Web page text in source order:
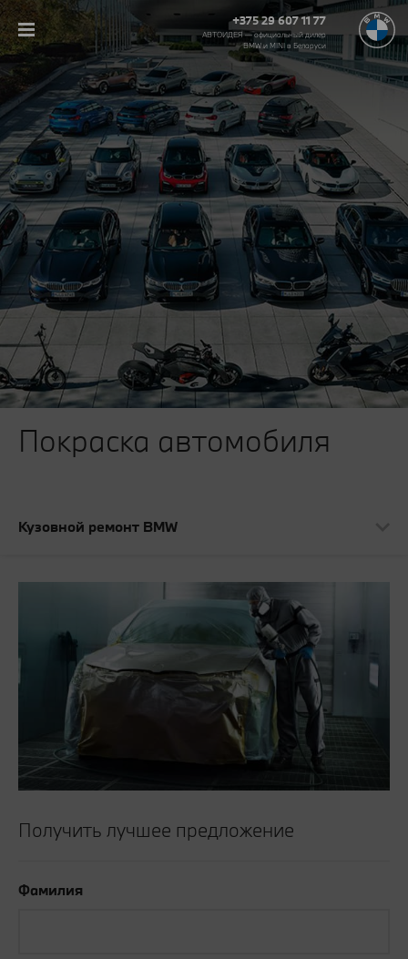
+375 29 607 11 77
АВТОИДЕЯ — официальный дилер
BMW и MINI в Беларуси‎
Покраска автомобиля
Кузовной ремонт BMW
Получить лучшее предложение
Фамилия